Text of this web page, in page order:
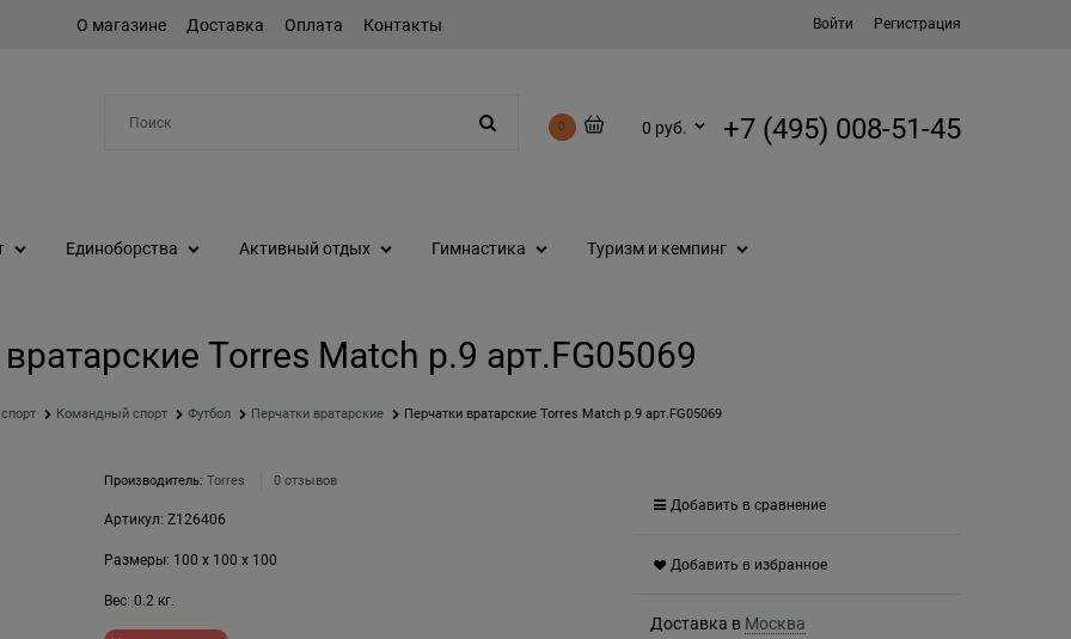
О магазине Доставка Оплата Контакты Войти Регистрация
0 0 руб. +7 (495) 008-51-45
Единоборства Активный отдых Гимнастика Туризм и кемпинг
Torres Match р.9 арт.FG05069
Командный спорт Футбол Перчатки вратарские Перчатки вратарские Torres Match р.9 арт.FG05069
Производитель: Torres 0 отзывов
Артикул: Z126406
Размеры: 100 x 100 x 100
Вес: 0.2 кг.
Добавить в сравнение
Добавить в избранное
Доставка в Москва